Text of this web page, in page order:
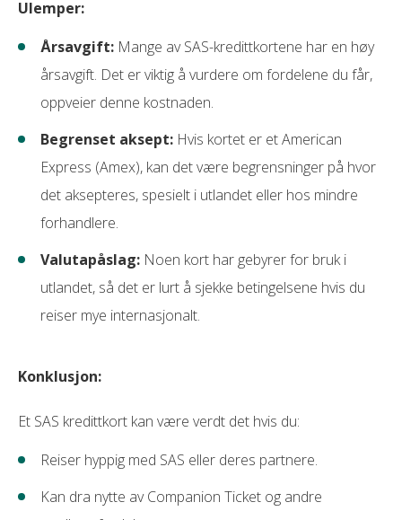
Ulemper:
Årsavgift: Mange av SAS-kredittkortene har en høy
årsavgift. Det er viktig å vurdere om fordelene du får,
oppveier denne kostnaden.
Begrenset aksept: Hvis kortet er et American
Express (Amex), kan det være begrensninger på hvor
det aksepteres, spesielt i utlandet eller hos mindre
forhandlere.
Valutapåslag: Noen kort har gebyrer for bruk i
utlandet, så det er lurt å sjekke betingelsene hvis du
reiser mye internasjonalt.
Konklusjon:
Et SAS kredittkort kan være verdt det hvis du:
Reiser hyppig med SAS eller deres partnere.
Kan dra nytte av Companion Ticket og andre